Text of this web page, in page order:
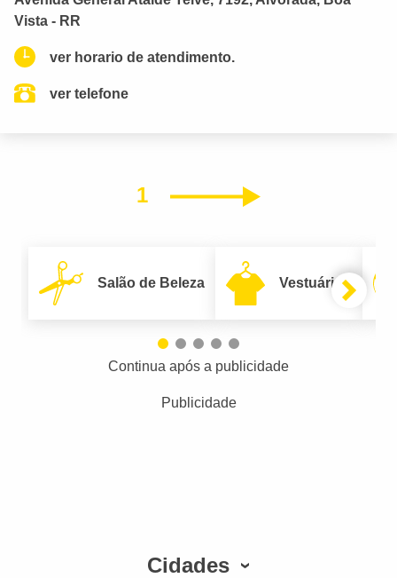
Vista - RR
ver horario de atendimento.
ver telefone
1 Próximo
Salão de Beleza Vestuário
Continua após a publicidade
Publicidade
Cidades